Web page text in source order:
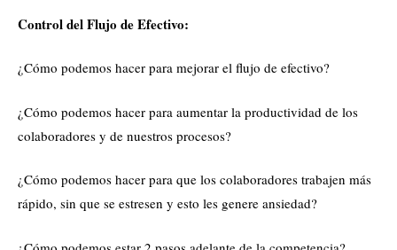
Control del Flujo de Efectivo:
¿Cómo podemos hacer para mejorar el flujo de efectivo?
¿Cómo podemos hacer para aumentar la productividad de los
colaboradores y de nuestros procesos?
¿Cómo podemos hacer para que los colaboradores trabajen más
rápido, sin que se estresen y esto les genere ansiedad?